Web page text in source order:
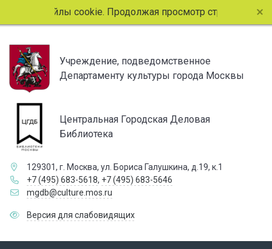
файлы cookie. Продолжая просмотр страниц
Учреждение, подведомственное
Департаменту культуры города Москвы
Центральная Городская Деловая
Библиотека
129301, г. Москва, ул. Бориса Галушкина, д.19, к.1
+7 (495) 683-5618, +7 (495) 683-5646
mgdb@culture.mos.ru
Версия для слабовидящих